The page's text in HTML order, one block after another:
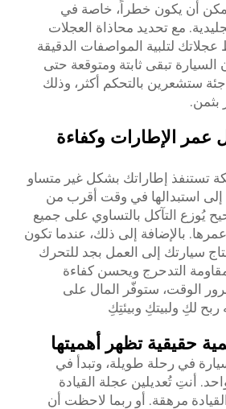
يمكن أن يكون خطراً، خاصة في
مع تحديد محاذاة العجلات
عجلاتك لتلبية المواصفات الدقيقة
تبقى ثابتة ومتوقعة حتى
ستشعرين بالتحكم أكثر، وذلك
بثمن.
عمر الإطارات وكفاءة
تستنفذ إطاراتك بشكل غير متساو
إلى استبدالها في وقت أقرب من
يُوزع التآكل بالتساوي على جميع
بالإضافة إلى ذلك، عندما تكون
سيارتك إلى العمل بجد للتحرك
التدحرج ويحسن كفاءة
الوقت، ستوفّر المال على
ربح لكِ ولبيتكِ وبيئتِكِ
حقيقية تظهر أهميتها
في رحلة طويلة، وتبدأ في
أنتِ تُعديلين عجلة القيادة
مرهقة. أو ربما لاحظت أن